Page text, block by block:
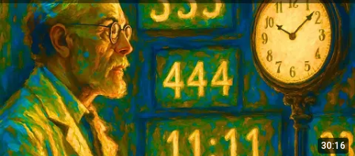
30:16